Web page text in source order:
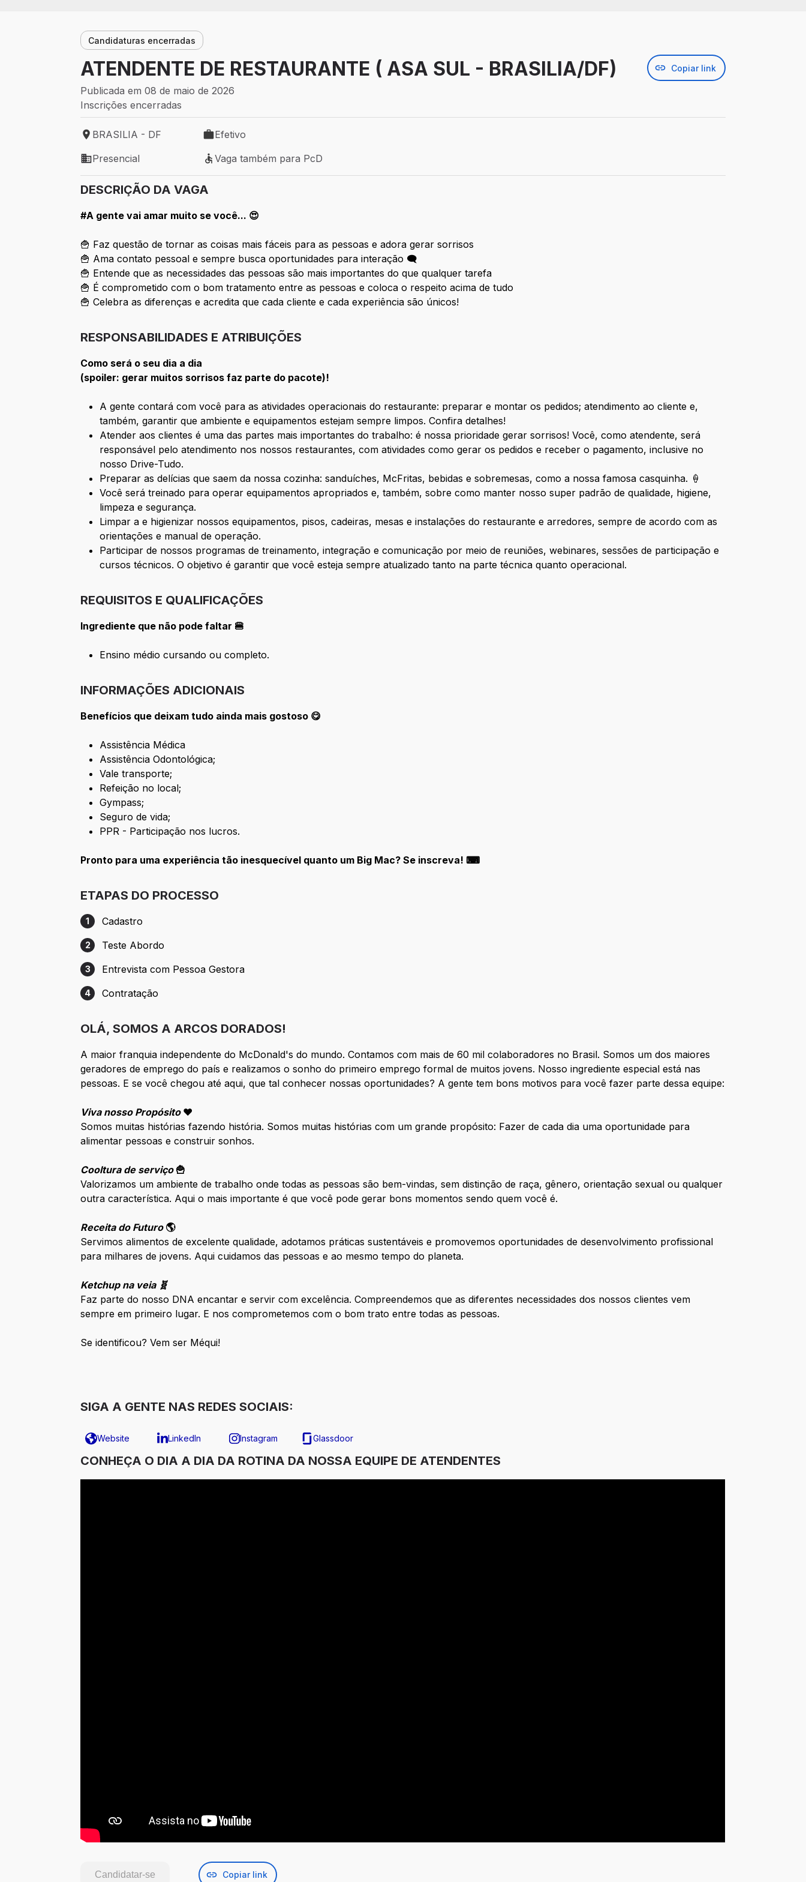
Candidaturas encerradas
ATENDENTE DE RESTAURANTE ( ASA SUL - BRASILIA/DF) Copiar link
Publicada em 08 de maio de 2026
Inscrições encerradas
Local de trabalho: BRASILIA - DF
BRASILIA - DF
Tipo de vaga: Efetivo
Efetivo
Modelo de trabalho: Presencial
Presencial
Vaga também para PcD
Vaga também para PcD
DESCRIÇÃO DA VAGA
#A gente vai amar muito se você... 😍
🍟 Faz questão de tornar as coisas mais fáceis para as pessoas e adora gerar sorrisos
🍟 Ama contato pessoal e sempre busca oportunidades para interação 🗨
🍟 Entende que as necessidades das pessoas são mais importantes do que qualquer tarefa
🍟 É comprometido com o bom tratamento entre as pessoas e coloca o respeito acima de tudo
🍟 Celebra as diferenças e acredita que cada cliente e cada experiência são únicos!
RESPONSABILIDADES E ATRIBUIÇÕES
Como será o seu dia a dia
(spoiler: gerar muitos sorrisos faz parte do pacote)!
A gente contará com você para as atividades operacionais do restaurante: preparar e montar os pedidos; atendimento ao cliente e,
também, garantir que ambiente e equipamentos estejam sempre limpos. Confira detalhes!
Atender aos clientes é uma das partes mais importantes do trabalho: é nossa prioridade gerar sorrisos! Você, como atendente, será
responsável pelo atendimento nos nossos restaurantes, com atividades como gerar os pedidos e receber o pagamento, inclusive no
nosso Drive-Tudo.
Preparar as delícias que saem da nossa cozinha: sanduíches, McFritas, bebidas e sobremesas, como a nossa famosa casquinha. 🍦
Você será treinado para operar equipamentos apropriados e, também, sobre como manter nosso super padrão de qualidade, higiene,
limpeza e segurança.
Limpar a e higienizar nossos equipamentos, pisos, cadeiras, mesas e instalações do restaurante e arredores, sempre de acordo com as
orientações e manual de operação.
Participar de nossos programas de treinamento, integração e comunicação por meio de reuniões, webinares, sessões de participação e
cursos técnicos. O objetivo é garantir que você esteja sempre atualizado tanto na parte técnica quanto operacional.
REQUISITOS E QUALIFICAÇÕES
Ingrediente que não pode faltar 🍔
Ensino médio cursando ou completo.
INFORMAÇÕES ADICIONAIS
Benefícios que deixam tudo ainda mais gostoso 😋
Assistência Médica
Assistência Odontológica;
Vale transporte;
Refeição no local;
Gympass;
Seguro de vida;
PPR - Participação nos lucros.
Pronto para uma experiência tão inesquecível quanto um Big Mac? Se inscreva! ⌨
ETAPAS DO PROCESSO
Etapa 1: Cadastro
1 Cadastro
Etapa 2: Teste Abordo
2 Teste Abordo
Etapa 3: Entrevista com Pessoa Gestora
3 Entrevista com Pessoa Gestora
Etapa 4: Contratação
4 Contratação
OLÁ, SOMOS A ARCOS DORADOS!
A maior franquia independente do McDonald's do mundo. Contamos com mais de 60 mil colaboradores no Brasil. Somos um dos maiores
geradores de emprego do país e realizamos o sonho do primeiro emprego formal de muitos jovens. Nosso ingrediente especial está nas
pessoas. E se você chegou até aqui, que tal conhecer nossas oportunidades? A gente tem bons motivos para você fazer parte dessa equipe:
Viva nosso Propósito ❤️
Somos muitas histórias fazendo história. Somos muitas histórias com um grande propósito: Fazer de cada dia uma oportunidade para
alimentar pessoas e construir sonhos.
Cooltura de serviço 🍟
Valorizamos um ambiente de trabalho onde todas as pessoas são bem-vindas, sem distinção de raça, gênero, orientação sexual ou qualquer
outra característica. Aqui o mais importante é que você pode gerar bons momentos sendo quem você é.
Receita do Futuro 🌎
Servimos alimentos de excelente qualidade, adotamos práticas sustentáveis e promovemos oportunidades de desenvolvimento profissional
para milhares de jovens. Aqui cuidamos das pessoas e ao mesmo tempo do planeta.
Ketchup na veia 🧬
Faz parte do nosso DNA encantar e servir com excelência. Compreendemos que as diferentes necessidades dos nossos clientes vem
sempre em primeiro lugar. E nos comprometemos com o bom trato entre todas as pessoas.
Se identificou? Vem ser Méqui!
SIGA A GENTE NAS REDES SOCIAIS:
Website LinkedIn Instagram Glassdoor
CONHEÇA O DIA A DIA DA ROTINA DA NOSSA EQUIPE DE ATENDENTES
Candidatar-se Copiar link